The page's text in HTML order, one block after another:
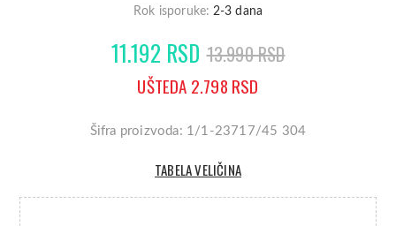
Rok isporuke: 2-3 dana
11.192 RSD 13.990 RSD
UŠTEDA 2.798 RSD
Šifra proizvoda: 1/1-23717/45 304
TABELA VELIČINA